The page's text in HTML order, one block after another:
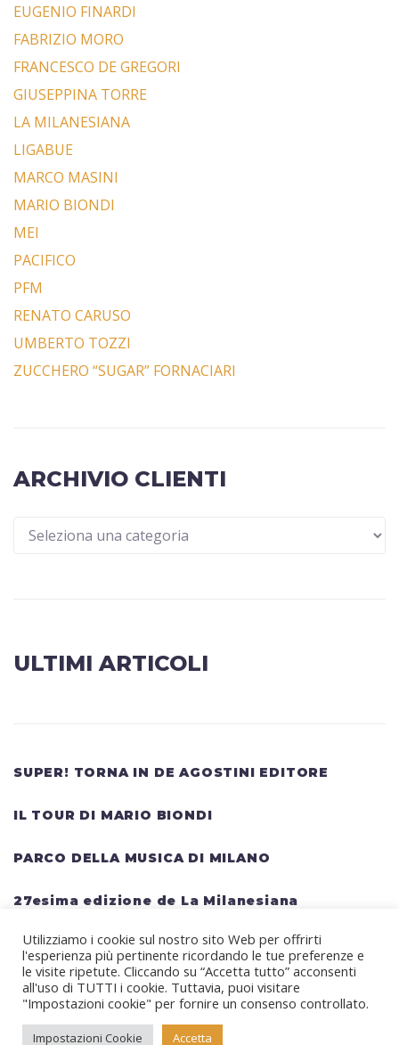
EUGENIO FINARDI
FABRIZIO MORO
FRANCESCO DE GREGORI
GIUSEPPINA TORRE
LA MILANESIANA
LIGABUE
MARCO MASINI
MARIO BIONDI
MEI
PACIFICO
PFM
RENATO CARUSO
UMBERTO TOZZI
ZUCCHERO “SUGAR” FORNACIARI
ARCHIVIO CLIENTI
ULTIMI ARTICOLI
SUPER! TORNA IN DE AGOSTINI EDITORE
IL TOUR DI MARIO BIONDI
PARCO DELLA MUSICA DI MILANO
27esima edizione de La Milanesiana
HELLWATT FESTIVAL: una lineup gigantesca
per il festival estivo TRAVIS SCOTT, KANYE
WEST, SWEDISH HOUSE MAFIA, MARTIN
Utilizziamo i cookie sul nostro sito Web per offrirti
l'esperienza più pertinente ricordando le tue preferenze e
le visite ripetute. Cliccando su “Accetta tutto” acconsenti
all'uso di TUTTI i cookie. Tuttavia, puoi visitare
"Impostazioni cookie" per fornire un consenso controllato.
Impostazioni Cookie Accetta